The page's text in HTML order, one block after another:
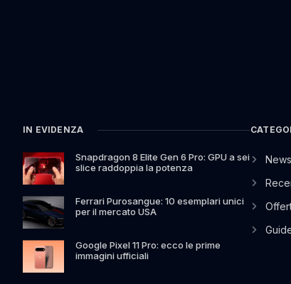
IN EVIDENZA
Snapdragon 8 Elite Gen 6 Pro: GPU a sei
slice raddoppia la potenza
Ferrari Purosangue: 10 esemplari unici
per il mercato USA
Google Pixel 11 Pro: ecco le prime
immagini ufficiali
News